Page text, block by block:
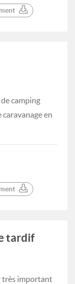
camping
en
tardif
très important